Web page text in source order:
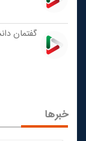
گفتمان
خبرها